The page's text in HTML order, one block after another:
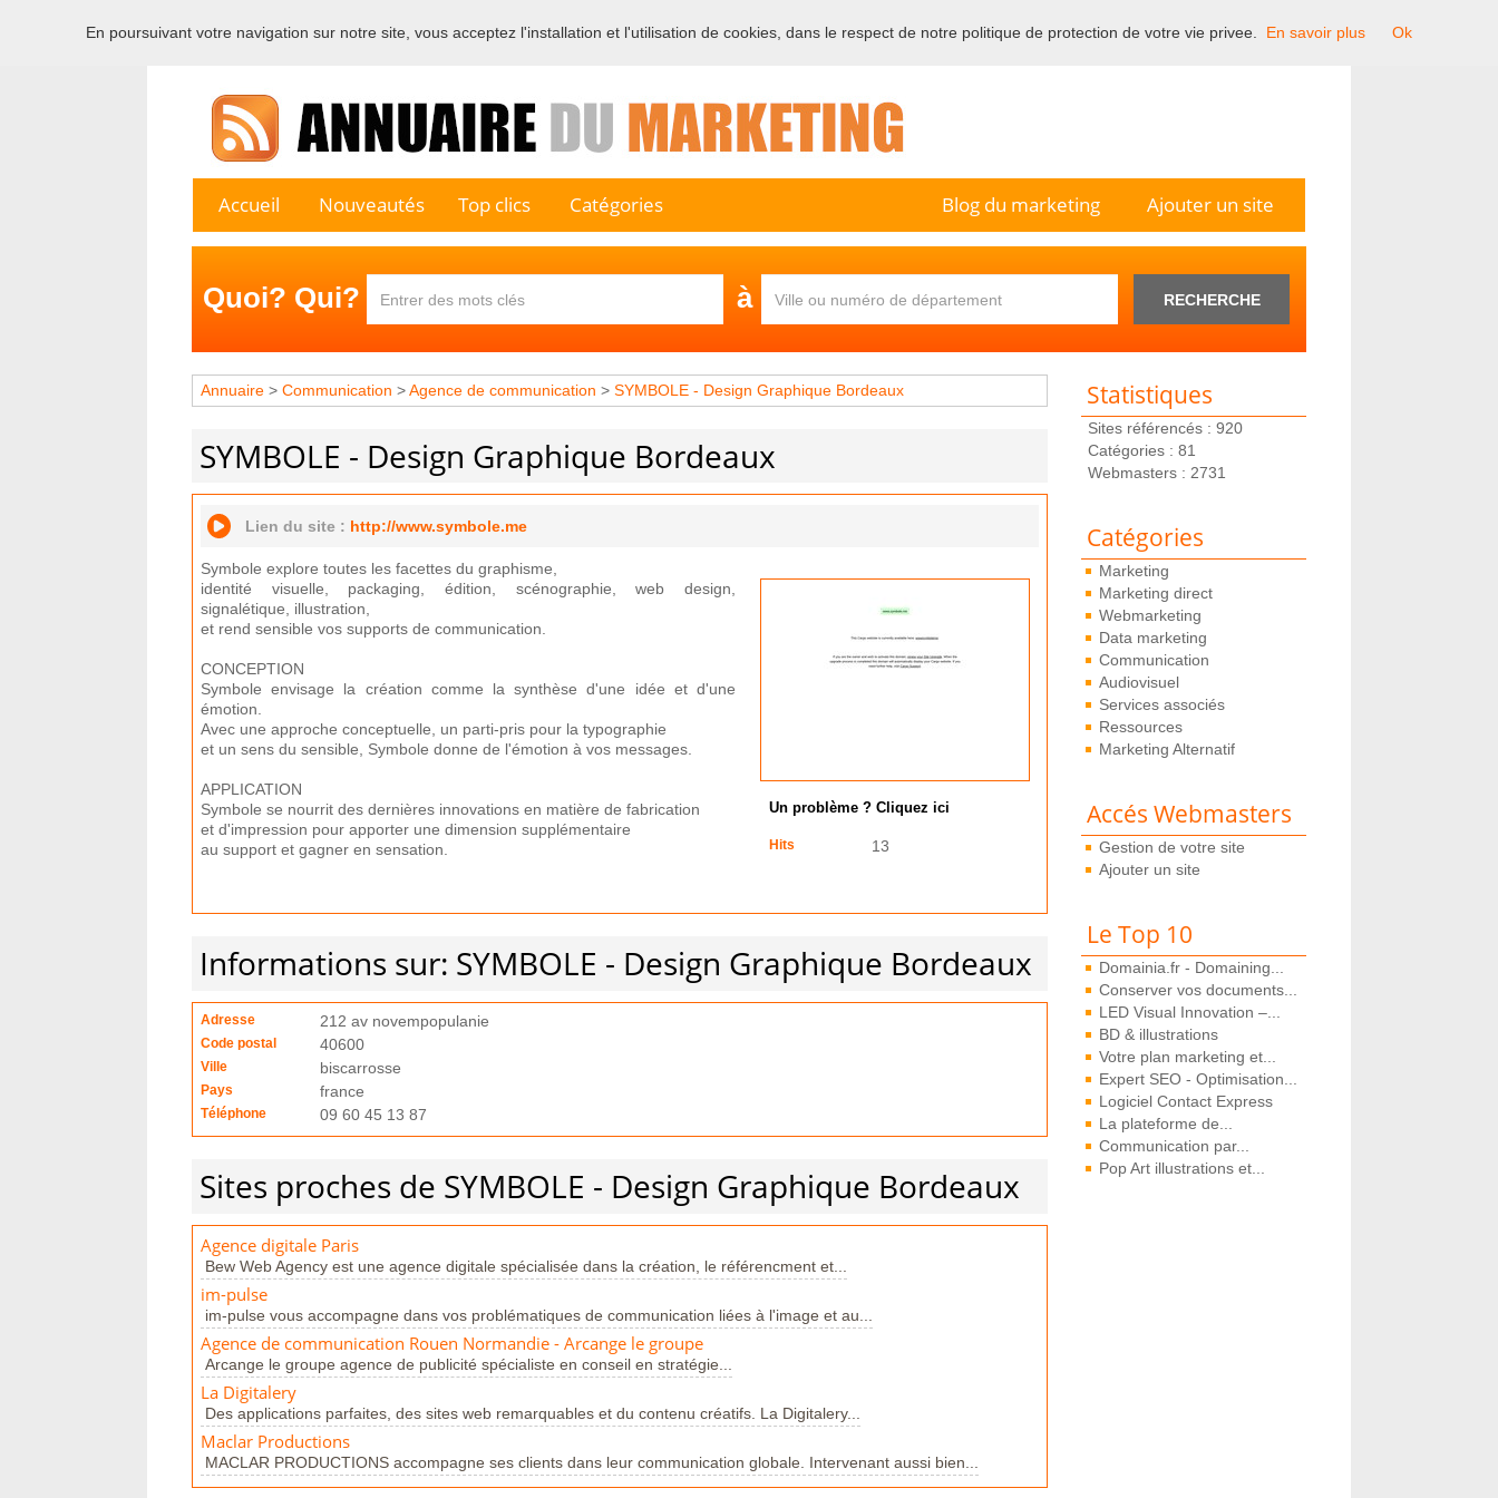
Bienvenue sur l'annuaire professionnel du marketing et de la communication en France.
Accueil Nouveautés Top clics Catégories Ajouter un site
Blog du marketing
Quoi? Qui? à RECHERCHE
Statistiques
Sites référencés : 920
Catégories : 81
Webmasters : 2731
Catégories
Marketing
Marketing direct
Webmarketing
Data marketing
Communication
Audiovisuel
Services associés
Ressources
Marketing Alternatif
Accés Webmasters
Gestion de votre site
Ajouter un site
Le Top 10
Domainia.fr - Domaining...
Conserver vos documents...
LED Visual Innovation –...
BD & illustrations
Votre plan marketing et...
Expert SEO - Optimisation...
Logiciel Contact Express
La plateforme de...
Communication par...
Pop Art illustrations et...
Annuaire > Communication >Agence de communication > SYMBOLE - Design Graphique Bordeaux
SYMBOLE - Design Graphique Bordeaux
Lien du site : http://www.symbole.me
Symbole explore toutes les facettes du graphisme,
identité visuelle, packaging, édition, scénographie, web design,
signalétique, illustration,
et rend sensible vos supports de communication.
CONCEPTION
Symbole envisage la création comme la synthèse d'une idée et d'une
émotion.
Avec une approche conceptuelle, un parti-pris pour la typographie
et un sens du sensible, Symbole donne de l'émotion à vos messages.
APPLICATION
Symbole se nourrit des dernières innovations en matière de fabrication
et d'impression pour apporter une dimension supplémentaire
au support et gagner en sensation.
Un problème ? Cliquez ici
Hits 13
Informations sur: SYMBOLE - Design Graphique Bordeaux
Adresse 212 av novempopulanie
Code postal 40600
Ville biscarrosse
Pays france
Téléphone 09 60 45 13 87
Sites proches de SYMBOLE - Design Graphique Bordeaux
Agence digitale Paris
Bew Web Agency est une agence digitale spécialisée dans la création, le référencment et...
im-pulse
im-pulse vous accompagne dans vos problématiques de communication liées à l'image et au...
Agence de communication Rouen Normandie - Arcange le groupe
Arcange le groupe agence de publicité spécialiste en conseil en stratégie...
La Digitalery
Des applications parfaites, des sites web remarquables et du contenu créatifs. La Digitalery...
Maclar Productions
MACLAR PRODUCTIONS accompagne ses clients dans leur communication globale. Intervenant aussi bien...
En poursuivant votre navigation sur notre site, vous acceptez l'installation et l'utilisation de cookies, dans le respect de notre politique de protection de votre vie privee. En savoir plus Ok